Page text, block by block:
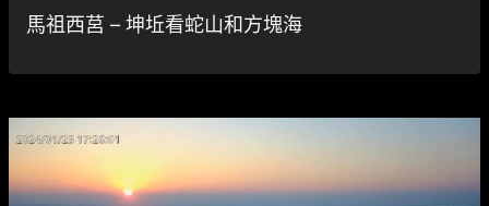
馬祖西莒 – 坤坵看蛇山和方塊海